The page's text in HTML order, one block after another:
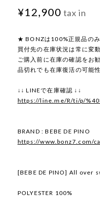
¥12,900 tax in
★ BONZは100%正規品のみ
買付先の在庫状況は常に変
ご購入前に在庫の確認をお
品切れでも在庫復活の可能
↓↓ LINEで在庫確認 ↓↓
https://line.me/R/ti/p/
BRAND : BEBE DE PINO
https://www.bonz7.com/
[BEBE DE PINO] All over
POLYESTER 100%